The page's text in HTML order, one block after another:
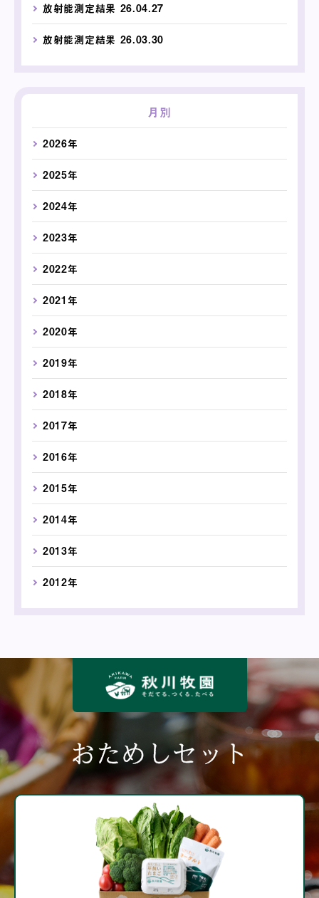
放射能測定結果 26.04.27
放射能測定結果 26.03.30
月別
2026年
2025年
2024年
2023年
2022年
2021年
2020年
2019年
2018年
2017年
2016年
2015年
2014年
2013年
2012年
おためしセット